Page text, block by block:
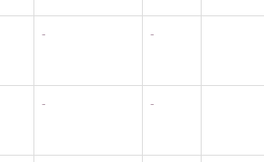
- -
- -